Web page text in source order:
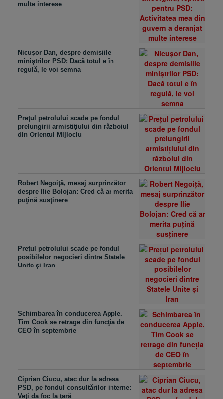
multe interese
Nicuşor Dan, despre demisiile
miniştrilor PSD: Dacă totul e în
regulă, le voi semna
Preţul petrolului scade pe fondul
prelungirii armistiţiului din războiul
din Orientul Mijlociu
Robert Negoiţă, mesaj surprinzător
despre Ilie Bolojan: Cred că ar merita
puţină susţinere
Preţul petrolului scade pe fondul
posibilelor negocieri dintre Statele
Unite şi Iran
Schimbarea în conducerea Apple.
Tim Cook se retrage din funcţia de
CEO în septembrie
Ciprian Ciucu, atac dur la adresa
PSD, pe fondul consultărilor interne:
Veţi da foc la ţară